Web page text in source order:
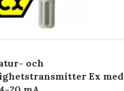
och
Ex med